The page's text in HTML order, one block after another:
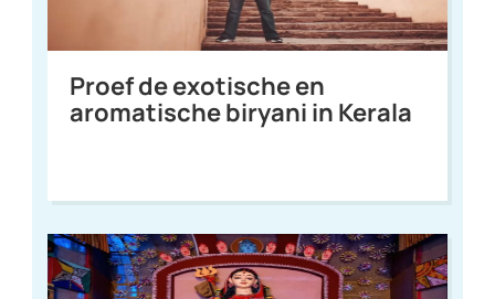
Proef de exotische en
aromatische biryani in Kerala